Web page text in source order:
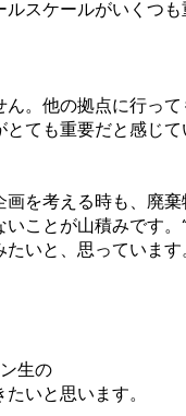
スケールがいくつも
。他の拠点に行って
ても重要だと感じて
を考える時も、廃棄
ことが山積みです。
いと、思っています
生の
いと思います。